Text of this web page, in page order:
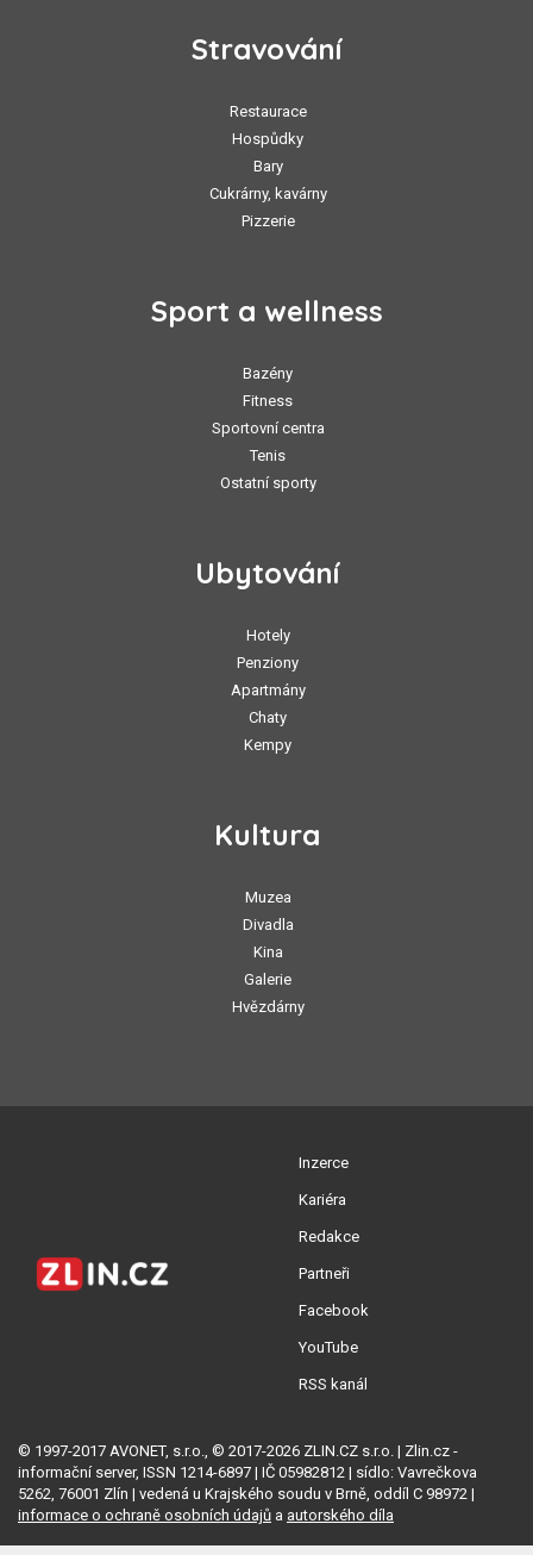
Stravování
Restaurace
Hospůdky
Bary
Cukrárny, kavárny
Pizzerie
Sport a wellness
Bazény
Fitness
Sportovní centra
Tenis
Ostatní sporty
Ubytování
Hotely
Penziony
Apartmány
Chaty
Kempy
Kultura
Muzea
Divadla
Kina
Galerie
Hvězdárny
Inzerce
Kariéra
Redakce
Partneři
Facebook
YouTube
RSS kanál
© 1997-2017 AVONET, s.r.o., © 2017-2026 ZLIN.CZ s.r.o. | Zlin.cz -
informační server, ISSN 1214-6897 | IČ 05982812 | sídlo: Vavrečkova
5262, 76001 Zlín | vedená u Krajského soudu v Brně, oddíl C 98972 |
informace o ochraně osobních údajů a autorského díla